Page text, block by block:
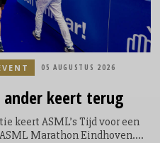
keert terug
keert ASML’s Tijd voor een
Marathon Eindhoven.
05 AUGUSTUS 2026